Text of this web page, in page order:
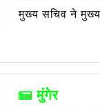
मुख्य सचिव ने
मुंगेर